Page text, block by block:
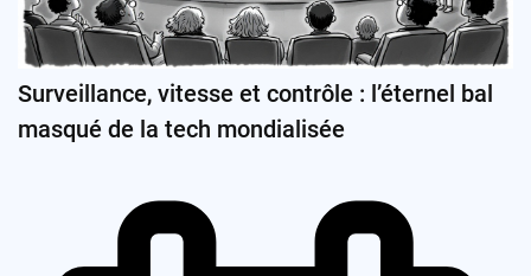
Surveillance, vitesse et contrôle : l’éternel bal
masqué de la tech mondialisée